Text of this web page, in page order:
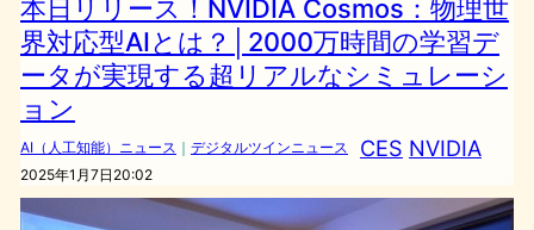
本日リリース！NVIDIA Cosmos：物理世
界対応型AIとは？│2000万時間の学習デ
ータが実現する超リアルなシミュレーシ
ョン
AI（人工知能）ニュース ｜ デジタルツインニュース CES NVIDIA
2025年1月7日20:02